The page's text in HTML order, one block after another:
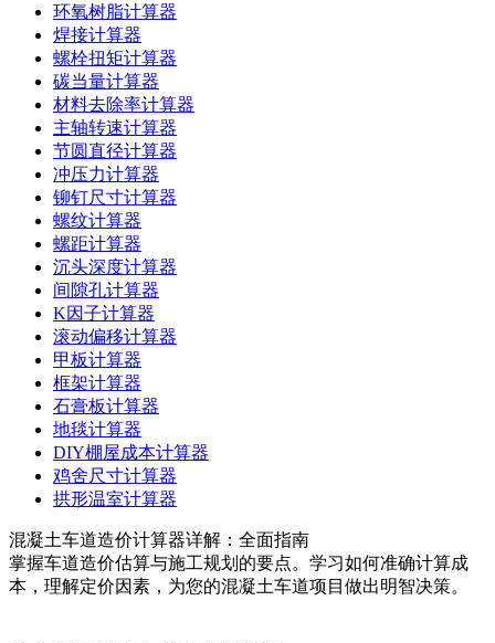
环氧树脂计算器
焊接计算器
螺栓扭矩计算器
碳当量计算器
材料去除率计算器
主轴转速计算器
节圆直径计算器
冲压力计算器
铆钉尺寸计算器
螺纹计算器
螺距计算器
沉头深度计算器
间隙孔计算器
K因子计算器
滚动偏移计算器
甲板计算器
框架计算器
石膏板计算器
地毯计算器
DIY棚屋成本计算器
鸡舍尺寸计算器
拱形温室计算器
混凝土车道造价计算器详解：全面指南
掌握车道造价估算与施工规划的要点。学习如何准确计算成
本，理解定价因素，为您的混凝土车道项目做出明智决策。